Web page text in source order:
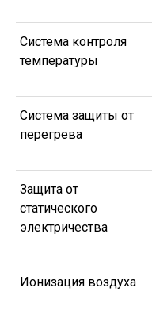
Система контроля
температуры
Система защиты от
перегрева
Защита от
статического
электричества
Ионизация воздуха